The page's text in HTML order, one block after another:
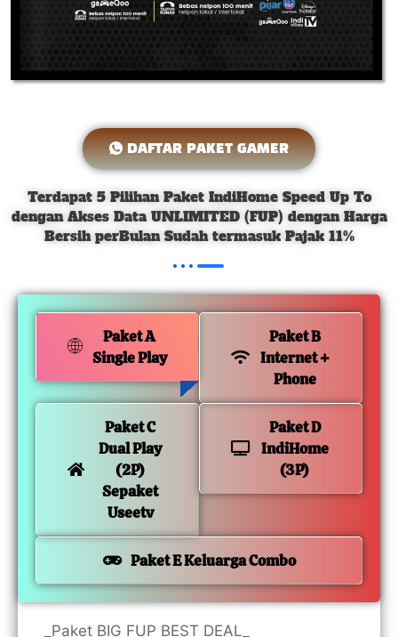
DAFTAR PAKET GAMER
Terdapat 5 Pilihan Paket IndiHome Speed Up To
dengan Akses Data UNLIMITED (FUP) dengan Harga
Bersih perBulan Sudah termasuk Pajak 11%
Paket A
Single Play
Paket B
Internet +
Phone
Paket C
Dual Play
(2P)
Sepaket
Useetv
Paket D
IndiHome
(3P)
Paket E Keluarga Combo
_Paket BIG FUP BEST DEAL_